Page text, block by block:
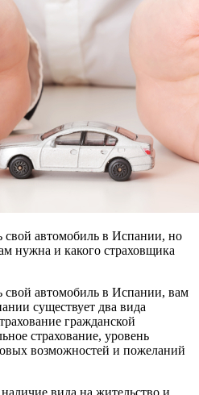
свой автомобиль в Испании, но
нужна и какого страховщика
свой автомобиль в Испании, вам
существует два вида
гражданской
страхование, уровень
возможностей и пожеланий
вида на жительство и